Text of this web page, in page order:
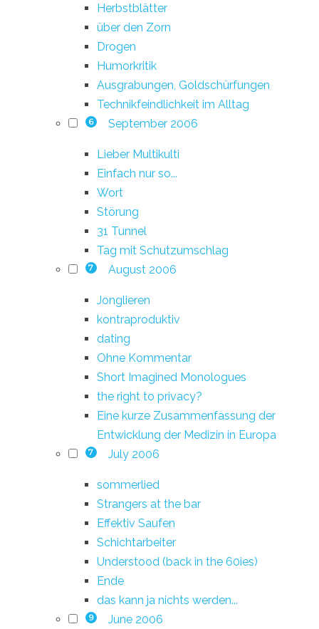
Herbstblätter
über den Zorn
Drogen
Humorkritik
Ausgrabungen, Goldschürfungen
Technikfeindlichkeit im Alltag
6 September 2006
Lieber Multikulti
Einfach nur so...
Wort
Störung
31 Tunnel
Tag mit Schutzumschlag
7 August 2006
Jonglieren
kontraproduktiv
dating
Ohne Kommentar
Short Imagined Monologues
the right to privacy?
Eine kurze Zusammenfassung der
Entwicklung der Medizin in Europa
7 July 2006
sommerlied
Strangers at the bar
Effektiv Saufen
Schichtarbeiter
Understood (back in the 60ies)
Ende
das kann ja nichts werden...
9 June 2006